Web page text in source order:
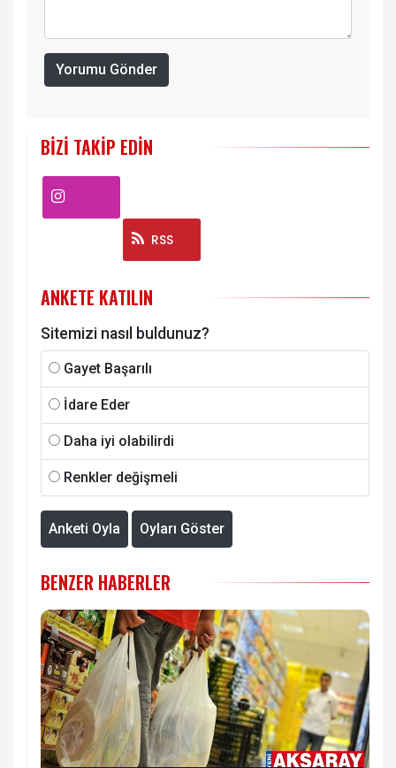
Yorumu Gönder
BIZI TAKIP EDIN
RSS
ANKETE KATILIN
Sitemizi nasıl buldunuz?
Gayet Başarılı
İdare Eder
Daha iyi olabilirdi
Renkler değişmeli
Anketi Oyla Oyları Göster
BENZER HABERLER